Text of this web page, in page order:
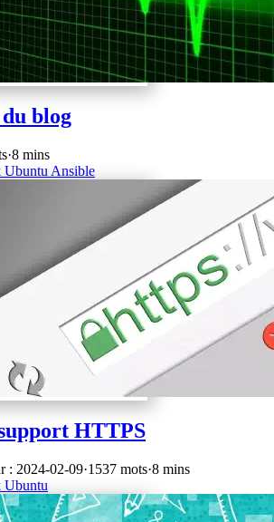
blog
·8 mins
Ubuntu Ansible
HTTPS
: 2024-02-09·1537 mots·8 mins
Ubuntu